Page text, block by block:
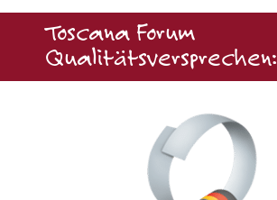
Toscana Forum
Qualitätsversprechen: